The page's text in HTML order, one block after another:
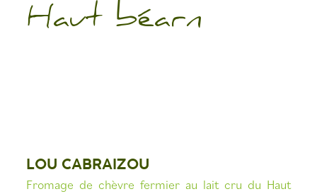
Haut béarn
LOU CABRAIZOU
Fromage de chèvre fermier au lait cru du Haut